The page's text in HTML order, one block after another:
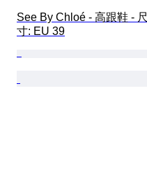
See By Chloé - 高跟鞋 - 尺
寸: EU 39